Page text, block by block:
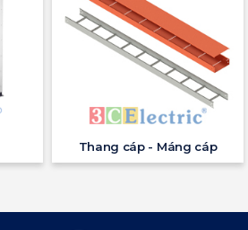
Thang cáp - Máng cáp